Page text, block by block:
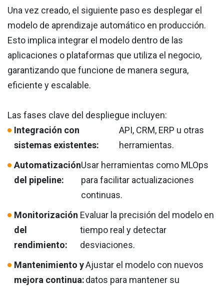
Una vez creado, el siguiente paso es desplegar el
modelo de aprendizaje automático en producción.
Esto implica integrar el modelo dentro de las
aplicaciones o plataformas que utiliza el negocio,
garantizando que funcione de manera segura,
eficiente y escalable.
Las fases clave del despliegue incluyen:
Integración con
sistemas existentes:
API, CRM, ERP u otras
herramientas.
Automatización
del pipeline:
Usar herramientas como MLOps
para facilitar actualizaciones
continuas.
Monitorización
del
rendimiento:
Evaluar la precisión del modelo en
tiempo real y detectar
desviaciones.
Mantenimiento y
mejora continua:
Ajustar el modelo con nuevos
datos para mantener su